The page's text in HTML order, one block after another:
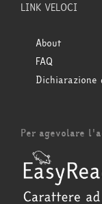
LINK VELOCI
About
FAQ
Per agevolare